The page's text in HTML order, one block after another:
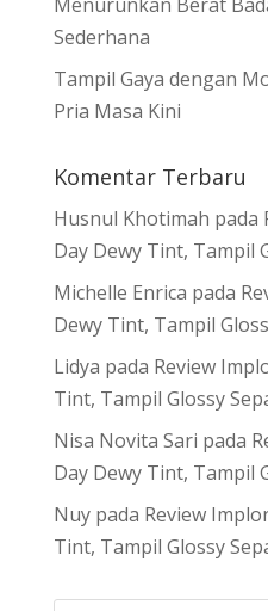
Sederhana
Tampil Gaya dengan
Pria Masa Kini
Komentar Terbaru
Husnul Khotimah pada
Day Dewy Tint, Tampil
Michelle Enrica pada
Dewy Tint, Tampil
Lidya pada Review
Tint, Tampil Glossy
Nisa Novita Sari pada
Day Dewy Tint, Tampil
Nuypada Review
Tint, Tampil Glossy